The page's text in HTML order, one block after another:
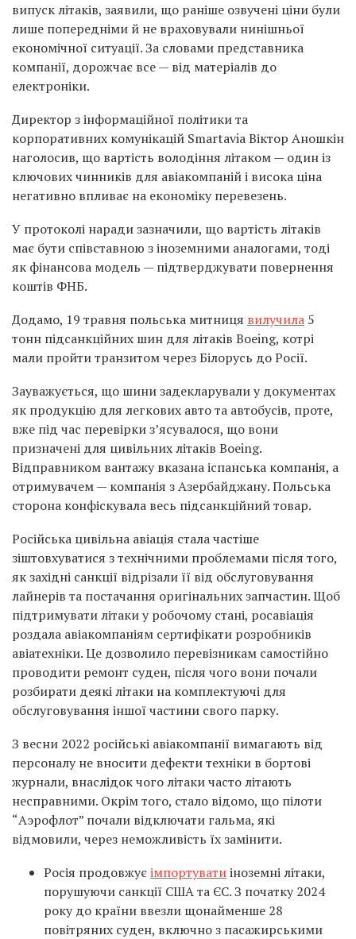
випуск літаків, заявили, що раніше озвучені ціни були
лише попередніми й не враховували нинішньої
економічної ситуації. За словами представника
компанії, дорожчає все — від матеріалів до
електроніки.
Директор з інформаційної політики та
корпоративних комунікацій Smartavia Віктор Аношкін
наголосив, що вартість володіння літаком — один із
ключових чинників для авіакомпаній і висока ціна
негативно впливає на економіку перевезень.
У протоколі наради зазначили, що вартість літаків
має бути співставною з іноземними аналогами, тоді
як фінансова модель — підтверджувати повернення
коштів ФНБ.
Додамо, 19 травня польська митниця вилучила 5
тонн підсанкційних шин для літаків Boeing, котрі
мали пройти транзитом через Білорусь до Росії.
Зауважується, що шини задекларували у документах
як продукцію для легкових авто та автобусів, проте,
вже під час перевірки з’ясувалося, що вони
призначені для цивільних літаків Boeing.
Відправником вантажу вказана іспанська компанія, а
отримувачем — компанія з Азербайджану. Польська
сторона конфіскувала весь підсанкційний товар.
Російська цивільна авіація стала частіше
зіштовхуватися з технічними проблемами після того,
як західні санкції відрізали її від обслуговування
лайнерів та постачання оригінальних запчастин. Щоб
підтримувати літаки у робочому стані, росавіація
роздала авіакомпаніям сертифікати розробників
авіатехніки. Це дозволило перевізникам самостійно
проводити ремонт суден, після чого вони почали
розбирати деякі літаки на комплектуючі для
обслуговування іншої частини свого парку.
З весни 2022 російські авіакомпанії вимагають від
персоналу не вносити дефекти техніки в бортові
журнали, внаслідок чого літаки часто літають
несправними. Окрім того, стало відомо, що пілоти
“Аэрофлот” почали відключати гальма, які
відмовили, через неможливість їх замінити.
Росія продовжуєімпортуватиіноземні літаки,
порушуючи санкції США та ЄС. З початку 2024
року до країни ввезли щонайменше 28
повітряних суден, включно з пасажирськими